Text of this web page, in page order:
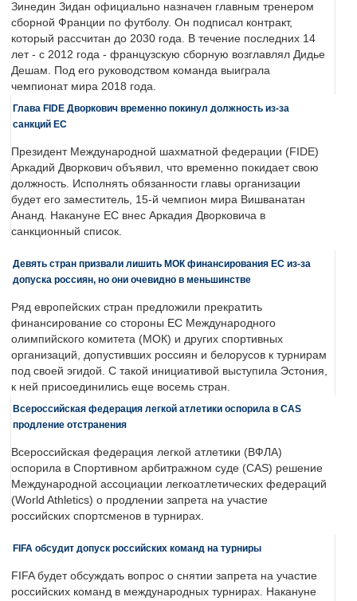
Зинедин Зидан официально назначен главным тренером
сборной Франции по футболу. Он подписал контракт,
который рассчитан до 2030 года. В течение последних 14
лет - с 2012 года - французскую сборную возглавлял Дидье
Дешам. Под его руководством команда выиграла
чемпионат мира 2018 года.
Глава FIDE Дворкович временно покинул должность из-за
санкций ЕС
Президент Международной шахматной федерации (FIDE)
Аркадий Дворкович объявил, что временно покидает свою
должность. Исполнять обязанности главы организации
будет его заместитель, 15-й чемпион мира Вишванатан
Ананд. Накануне ЕС внес Аркадия Дворковича в
санкционный список.
Девять стран призвали лишить МОК финансирования ЕС из-за
допуска россиян, но они очевидно в меньшинстве
Ряд европейских стран предложили прекратить
финансирование со стороны ЕС Международного
олимпийского комитета (МОК) и других спортивных
организаций, допустивших россиян и белорусов к турнирам
под своей эгидой. С такой инициативой выступила Эстония,
к ней присоединились еще восемь стран.
Всероссийская федерация легкой атлетики оспорила в CAS
продление отстранения
Всероссийская федерация легкой атлетики (ВФЛА)
оспорила в Спортивном арбитражном суде (CAS) решение
Международной ассоциации легкоатлетических федераций
(World Athletics) о продлении запрета на участие
российских спортсменов в турнирах.
FIFA обсудит допуск российских команд на турниры
FIFA будет обсуждать вопрос о снятии запрета на участие
российских команд в международных турнирах. Накануне